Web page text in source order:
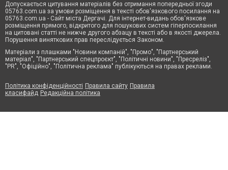
Допускається цитування матеріалів без отримання попередньої згоди
05763.com.ua за умови розміщення в тексті обов'язкового посилання на
05763.com.ua - Сайт міста Дергачі. Для інтернет-видань обов'язкове
розміщення прямого, відкритого для пошукових систем гіперпосилання
на цитовані статті не нижче другого абзацу в тексті або в якості джерела.
Порушення виняткових прав переслідується Законом.
Матеріали з плашками "Новини компаній", "Промо", "Партнерський
матеріал", "Партнерський спецпроєкт", "Політичні новини", "Пресреліз",
"PR", "Офіційно", "Політична реклама" публікуються на правах реклами.
Політика конфіденційності Правила сайту Правила
класифайд Редакційна політика